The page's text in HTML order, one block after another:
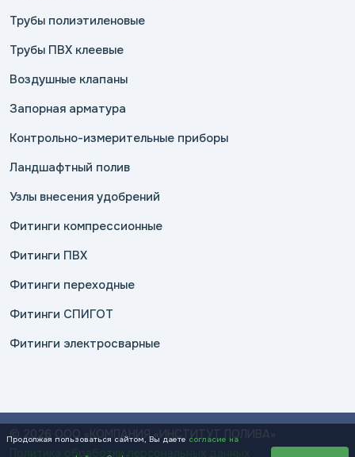
Трубы полиэтиленовые
Трубы ПВХ клеевые
Воздушные клапаны
Запорная арматура
Контрольно-измерительные приборы
Ландшафтный полив
Узлы внесения удобрений
Фитинги компрессионные
Фитинги ПВХ
Фитинги переходные
Фитинги СПИГОТ
Фитинги электросварные
© 2026 ООО «КОМПАНИЯ «ИНСТИТУТ ПОЛИВА»
Политика обработки персональных данных
Продолжая пользоваться сайтом, Вы даете согласие на